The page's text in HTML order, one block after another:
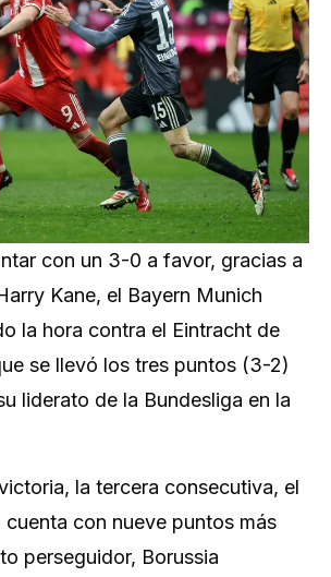
con un 3-0 a favor, gracias a
Kane, el Bayern Munich
la hora contra el Eintracht de
se llevó los tres puntos (3-2)
liderato de la Bundesliga en la
la tercera consecutiva, el
con nueve puntos más
perseguidor, Borussia